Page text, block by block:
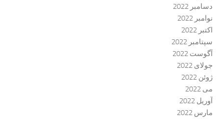
دسامبر 2022
نوامبر 2022
اکتبر 2022
سپتامبر 2022
آگوست 2022
جولای 2022
ژوئن 2022
می 2022
آوریل 2022
مارس 2022